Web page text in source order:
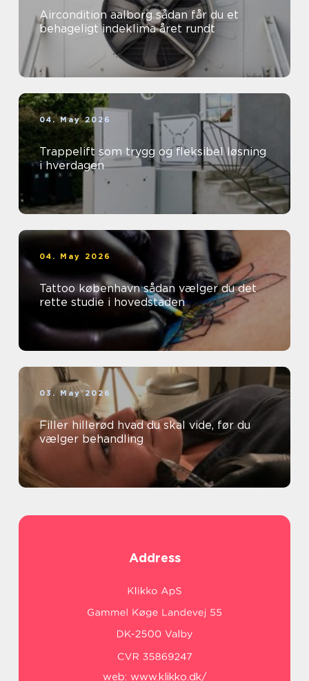
Aircondition aalborg sådan får du et
behageligt indeklima året rundt
04. May 2026
Trappelift som trygg og fleksibel løsning
i hverdagen
04. May 2026
Tattoo københavn sådan vælger du det
rette studie i hovedstaden
03. May 2026
Filler hillerød hvad du skal vide, før du
vælger behandling
Address
web: www.klikko.dk/